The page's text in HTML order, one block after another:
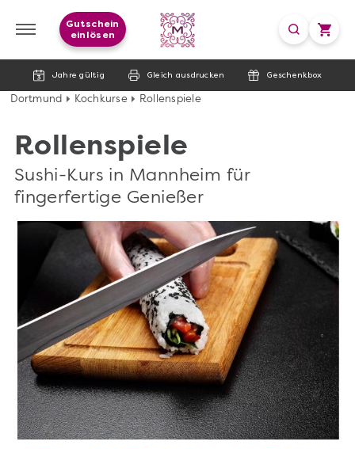
Jahre gültig Gleich ausdrucken Geschenkbox
Gutschein
einlösen
Dortmund Kochkurse Rollenspiele
Rollenspiele
Sushi-Kurs in Mannheim für
fingerfertige Genießer